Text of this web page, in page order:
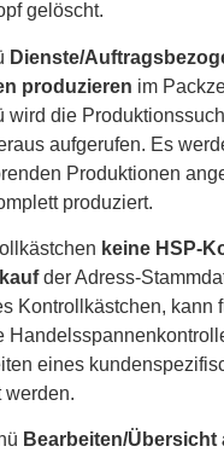
gelöscht.
Dienste/
produzieren im
wird die
aufgerufen. Es
Produktionen
produziert.
keine HSP-
der Adress-
Kontrollkästchen, kann
eines
werden.
Bearbeiten/Übersicht